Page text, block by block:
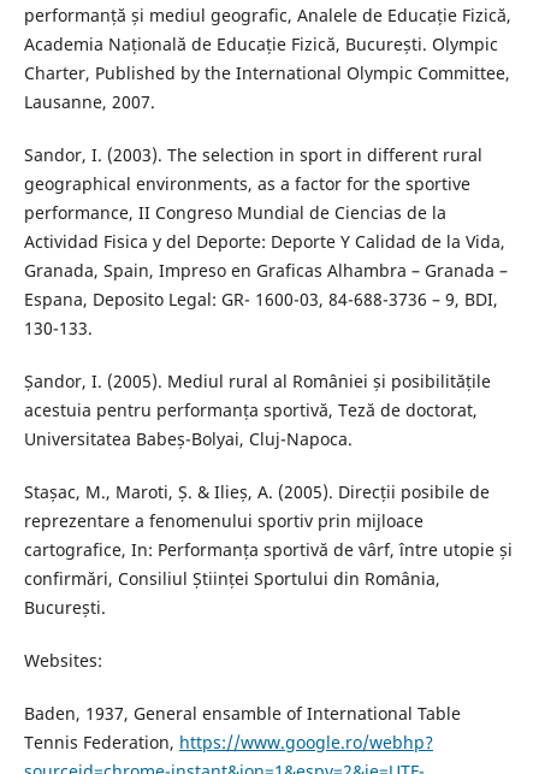
performanță și mediul geografic, Analele de Educație Fizică,
Academia Națională de Educație Fizică, București. Olympic
Charter, Published by the International Olympic Committee,
Lausanne, 2007.
Sandor, I. (2003). The selection in sport in different rural
geographical environments, as a factor for the sportive
performance, II Congreso Mundial de Ciencias de la
Actividad Fisica y del Deporte: Deporte Y Calidad de la Vida,
Granada, Spain, Impreso en Graficas Alhambra – Granada –
Espana, Deposito Legal: GR- 1600-03, 84-688-3736 – 9, BDI,
130-133.
Șandor, I. (2005). Mediul rural al României și posibilitățile
acestuia pentru performanța sportivă, Teză de doctorat,
Universitatea Babeș-Bolyai, Cluj-Napoca.
Stașac, M., Maroti, Ș. & Ilieș, A. (2005). Direcții posibile de
reprezentare a fenomenului sportiv prin mijloace
cartografice, In: Performanța sportivă de vârf, între utopie și
confirmări, Consiliul Științei Sportului din România,
București.
Websites:
Baden, 1937, General ensamble of International Table
Tennis Federation, https://www.google.ro/webhp?